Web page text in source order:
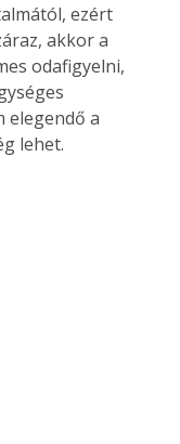
ezért
akkor a
odafigyelni,
elegendő a
lehet.